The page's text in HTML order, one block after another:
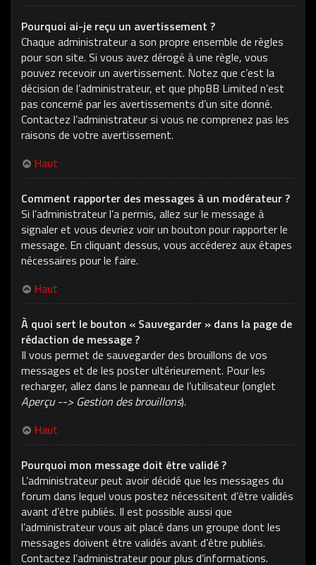
Pourquoi ai-je reçu un avertissement ?
Chaque administrateur a son propre ensemble de règles
pour son site. Si vous avez dérogé à une règle, vous
pouvez recevoir un avertissement. Notez que c’est la
décision de l’administrateur, et que phpBB Limited n’est
pas concerné par les avertissements d’un site donné.
Contactez l’administrateur si vous ne comprenez pas les
raisons de votre avertissement.
Haut
Comment rapporter des messages à un modérateur ?
Si l’administrateur l’a permis, allez sur le message à
signaler et vous devriez voir un bouton pour rapporter le
message. En cliquant dessus, vous accéderez aux étapes
nécessaires pour le faire.
Haut
À quoi sert le bouton « Sauvegarder » dans la page de
rédaction de message ?
Il vous permet de sauvegarder des brouillons de vos
messages et de les poster ultérieurement. Pour les
recharger, allez dans le panneau de l’utilisateur (onglet
Aperçu --> Gestion des brouillons).
Haut
Pourquoi mon message doit être validé ?
L’administrateur peut avoir décidé que les messages du
forum dans lequel vous postez nécessitent d’être validés
avant d’être publiés. Il est possible aussi que
l’administrateur vous ait placé dans un groupe dont les
messages doivent être validés avant d’être publiés.
Contactez l’administrateur pour plus d’informations.